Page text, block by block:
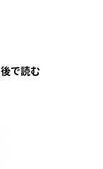
後で読む